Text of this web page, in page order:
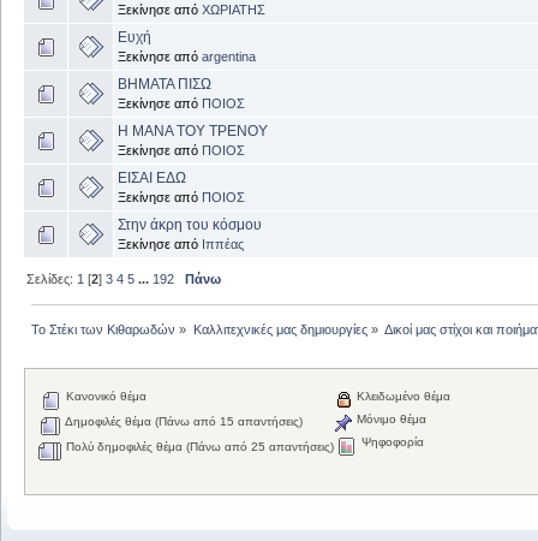
Ξεκίνησε από ΧΩΡΙΑΤΗΣ
Ευχή
Ξεκίνησε από argentina
ΒΗΜΑΤΑ ΠΙΣΩ
Ξεκίνησε από ΠΟΙΟΣ
Η ΜΑΝΑ ΤΟΥ ΤΡΕΝΟΥ
Ξεκίνησε από ΠΟΙΟΣ
ΕΙΣΑΙ ΕΔΩ
Ξεκίνησε από ΠΟΙΟΣ
Στην άκρη του κόσμου
Ξεκίνησε από Ιππέας
Σελίδες: 1 [2]3 4 5 ... 192 Πάνω
Το Στέκι των Κιθαρωδών » Καλλιτεχνικές μας δημιουργίες» Δικοί μας στίχοι και
Κανονικό θέμα
Δημοφιλές θέμα (Πάνω από 15 απαντήσεις)
Πολύ δημοφιλές θέμα (Πάνω από 25 απαντήσεις)
Κλειδωμένο θέμα
Μόνιμο θέμα
Ψηφοφορία